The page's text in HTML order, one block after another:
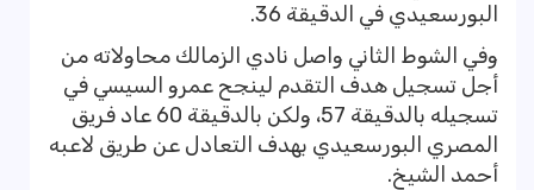
البورسعيدي في الدقيقة 36.
وفي الشوط الثاني واصل نادي الزمالك محاولاته من
أجل تسجيل هدف التقدم لينجح عمرو السيسي في
تسجيله بالدقيقة 57، ولكن بالدقيقة 60 عاد فريق
المصري البورسعيدي بهدف التعادل عن طريق لاعبه
أحمد الشيخ.